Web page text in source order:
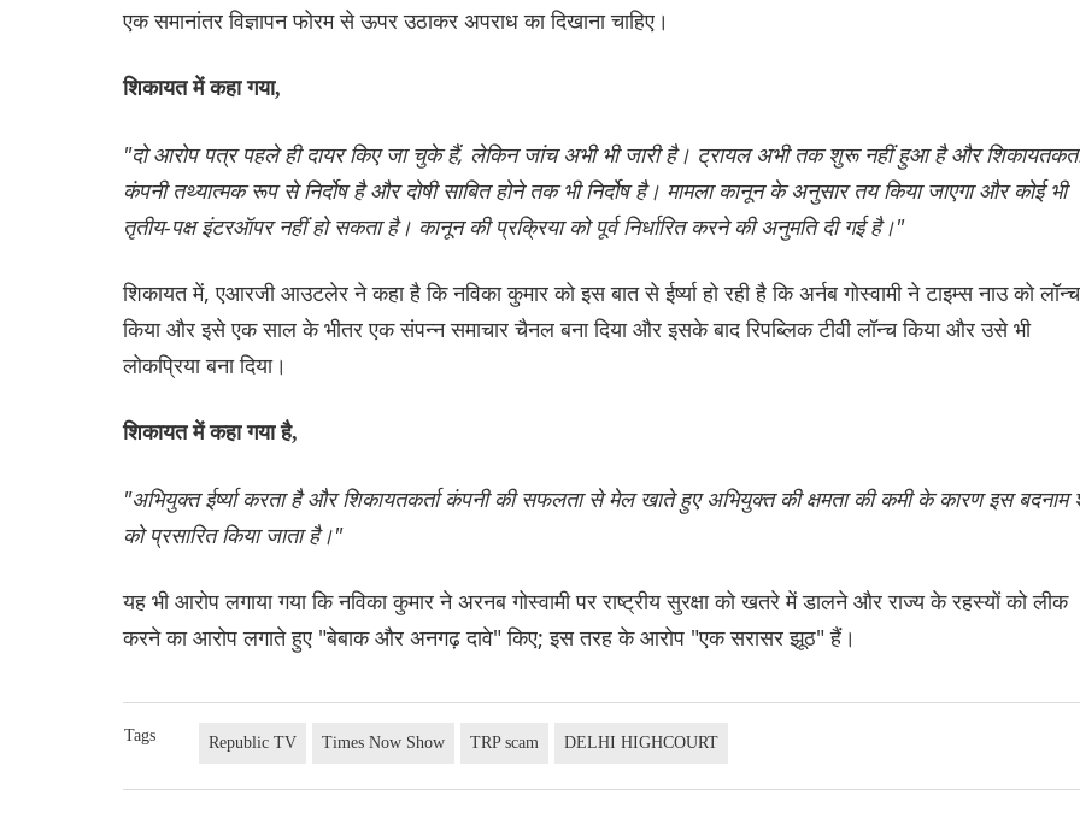
एक समानांतर विज्ञापन फोरम से ऊपर उठाकर अपराध का दिखाना चाहिए।
शिकायत में कहा गया,
"दो आरोप पत्र पहले ही दायर किए जा चुके हैं, लेकिन जांच अभी भी जारी है। ट्रायल अभी तक शुरू नहीं हुआ है और
कंपनी तथ्यात्मक रूप से निर्दोष है और दोषी साबित होने तक भी निर्दोष है। मामला कानून के अनुसार तय किया जाएगा और कोई भी
तृतीय-पक्ष इंटरऑपर नहीं हो सकता है। कानून की प्रक्रिया को पूर्व निर्धारित करने की अनुमति दी गई है।"
शिकायत में, एआरजी आउटलेर ने कहा है कि नविका कुमार को इस बात से ईर्ष्या हो रही है कि अर्नब गोस्वामी ने टाइम्स नाउ को लॉन्च
किया और इसे एक साल के भीतर एक संपन्न समाचार चैनल बना दिया और इसके बाद रिपब्लिक टीवी लॉन्च किया और उसे भी
लोकप्रिया बना दिया।
शिकायत में कहा गया है,
"अभियुक्त ईर्ष्या करता है और शिकायतकर्ता कंपनी की सफलता से मेल खाते हुए अभियुक्त की क्षमता की कमी के कारण इस बदनाम
को प्रसारित किया जाता है।"
यह भी आरोप लगाया गया कि नविका कुमार ने अरनब गोस्वामी पर राष्ट्रीय सुरक्षा को खतरे में डालने और राज्य के रहस्यों को लीक
करने का आरोप लगाते हुए "बेबाक और अनगढ़ दावे" किए; इस तरह के आरोप "एक सरासर झूठ" हैं।
Tags Republic TV Times Now Show TRP scam DELHI HIGHCOURT